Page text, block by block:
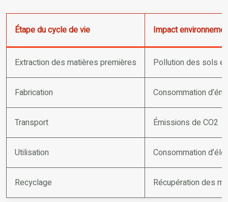
Étape du cycle de vie Impact
Extraction des matières premières Pollution des sols
Fabrication Consommation
Transport Émissions de CO2
Utilisation Consommation
Recyclage Récupération des